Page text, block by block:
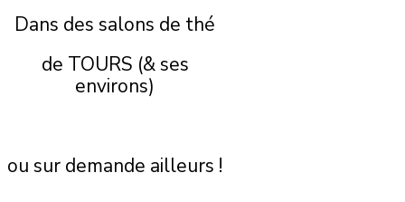
Dans des salons de thé
de TOURS (& ses
environs)
ou sur demande ailleurs !